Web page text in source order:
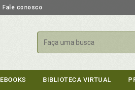
Fale conosco
Buscar
EBOOKS BIBLIOTECA VIRTUAL